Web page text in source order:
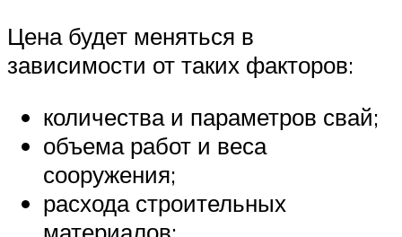
Цена будет меняться в
зависимости от таких факторов:
количества и параметров свай;
объема работ и веса
сооружения;
расхода строительных